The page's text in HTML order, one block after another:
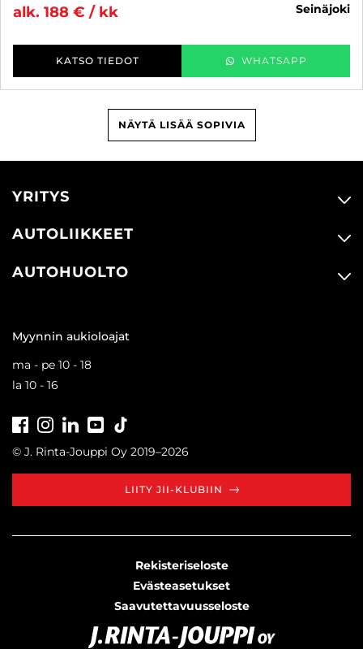
alk. 188 € / kk
seinäjoki
KATSO TIEDOT WHATSAPP
NÄYTÄ LISÄÄ SOPIVIA
YRITYS
AUTOLIIKKEET
AUTOHUOLTO
Myynnin aukioloajat
ma - pe 10 - 18
la 10 - 16
FacebookInstagramLinkedInYoutube
© J. Rinta-Jouppi Oy 2019–2026
LIITY JII-KLUBIIN
Rekisteriseloste
Evästeasetukset
Saavutettavuusseloste